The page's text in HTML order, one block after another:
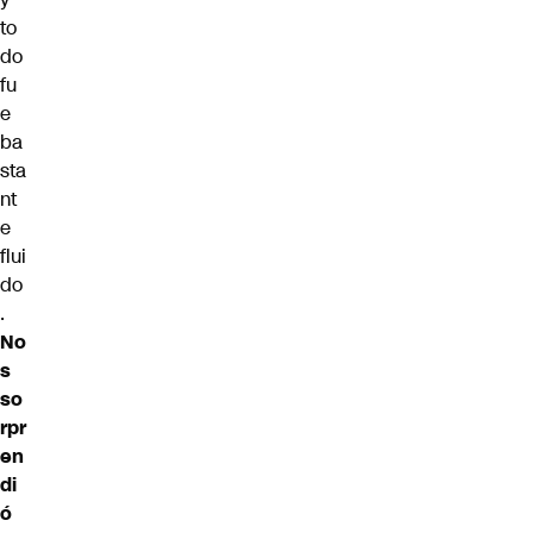
to
do
fu
e
ba
sta
nt
e
flui
do
.
No
s
so
rpr
en
di
ó